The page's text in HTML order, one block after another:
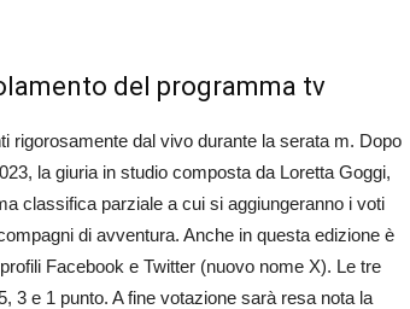
del programma tv
rigorosamente dal vivo durante la serata m. Dopo
la giuria in studio composta da Loretta Goggi,
classifica parziale a cui si aggiungeranno i voti
di avventura. Anche in questa edizione è
Facebook e Twitter (nuovo nome X). Le tre
3 e 1 punto. A fine votazione sarà resa nota la